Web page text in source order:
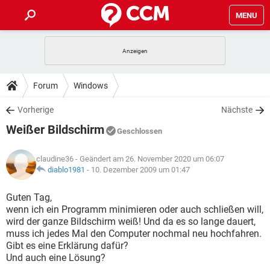
MENU
ANDROID
WINDOWS 10
WHATSAPP TIKTOK
FACEBOOK
TIPPS & TRICKS
SPIELE
WHATSAPP TIKTOK
FACEBOOK
DOWNLOADS
SPIELE STREAMING
ANDROID
WINDOWS 10 INSTAGRAM
WHATSAPP
FACEBOOK HARDWARE
SPIELE STREAMING
ANDROID
WINDOWS 10
WHATSAPP TIKTOK
FACEBOOK
LEXIKON
SPIELE
ANDROID IOS
WINDOWS 10 INSTAGRAM
WHATSAPP
Forum Windows
Vorherige Nächste
Weißer Bildschirm Geschlossen
claudine36 - Geändert am 26. November 2020 um 06:07
diablo1981 - 10. Dezember 2009 um 01:47
Guten Tag,
wenn ich ein Programm minimieren oder auch schließen will,
wird der ganze Bildschirm weiß! Und da es so lange dauert,
muss ich jedes Mal den Computer nochmal neu hochfahren.
Gibt es eine Erklärung dafür?
Und auch eine Lösung?